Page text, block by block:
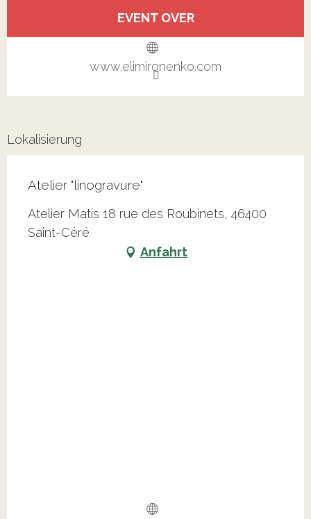
EVENT OVER
www.elimironenko.com
Lokalisierung
Atelier "linogravure"
Atelier Matis 18 rue des Roubinets, 46400
Saint-Céré
Anfahrt